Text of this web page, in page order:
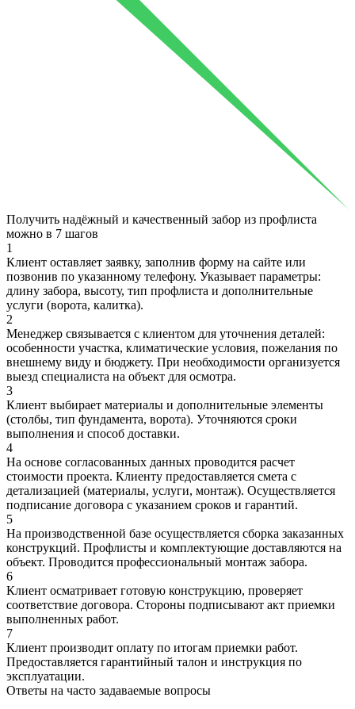
Получить надёжный и качественный забор из профлиста
можно в 7 шагов
1
Клиент оставляет заявку, заполнив форму на сайте или
позвонив по указанному телефону. Указывает параметры:
длину забора, высоту, тип профлиста и дополнительные
услуги (ворота, калитка).
2
Менеджер связывается с клиентом для уточнения деталей:
особенности участка, климатические условия, пожелания по
внешнему виду и бюджету. При необходимости организуется
выезд специалиста на объект для осмотра.
3
Клиент выбирает материалы и дополнительные элементы
(столбы, тип фундамента, ворота). Уточняются сроки
выполнения и способ доставки.
4
На основе согласованных данных проводится расчет
стоимости проекта. Клиенту предоставляется смета с
детализацией (материалы, услуги, монтаж). Осуществляется
подписание договора с указанием сроков и гарантий.
5
На производственной базе осуществляется сборка заказанных
конструкций. Профлисты и комплектующие доставляются на
объект. Проводится профессиональный монтаж забора.
6
Клиент осматривает готовую конструкцию, проверяет
соответствие договора. Стороны подписывают акт приемки
выполненных работ.
7
Клиент производит оплату по итогам приемки работ.
Предоставляется гарантийный талон и инструкция по
эксплуатации.
Ответы на часто задаваемые вопросы